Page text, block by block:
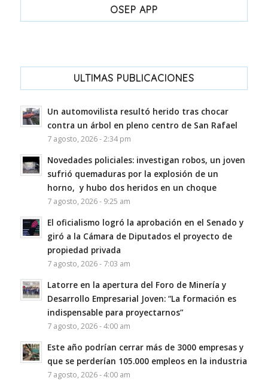
OSEP APP
ULTIMAS PUBLICACIONES
Un automovilista resultó herido tras chocar
contra un árbol en pleno centro de San Rafael
7 agosto, 2026 - 2:34 pm
Novedades policiales: investigan robos, un joven
sufrió quemaduras por la explosión de un
horno, y hubo dos heridos en un choque
7 agosto, 2026 - 9:25 am
El oficialismo logró la aprobación en el Senado y
giró a la Cámara de Diputados el proyecto de
propiedad privada
7 agosto, 2026 - 7:03 am
Latorre en la apertura del Foro de Minería y
Desarrollo Empresarial Joven: “La formación es
indispensable para proyectarnos”
7 agosto, 2026 - 4:00 am
Este año podrían cerrar más de 3000 empresas y
que se perderían 105.000 empleos en la industria
7 agosto, 2026 - 4:00 am